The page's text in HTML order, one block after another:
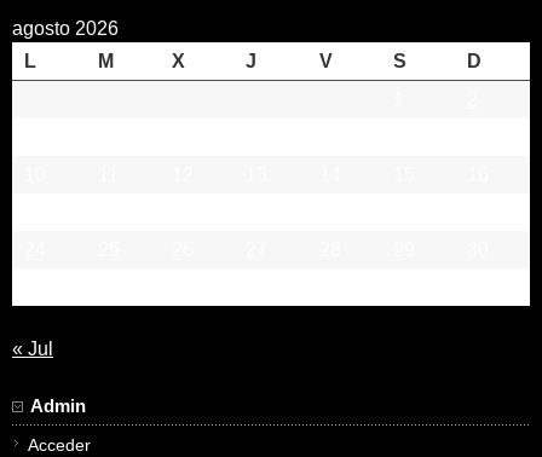
agosto 2026
L
M X J V S
D
« Jul
Admin
Acceder